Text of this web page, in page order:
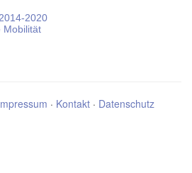
2020
Mobilität
· Kontakt · Datenschutz